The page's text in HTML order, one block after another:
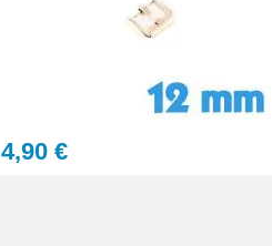
4,90 €